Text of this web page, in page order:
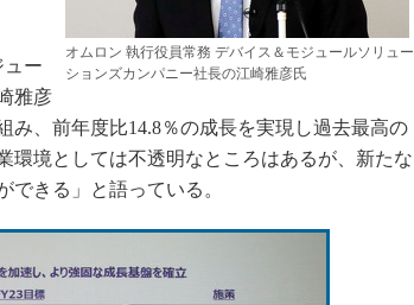
オムロン 執行役員常務 デバイス＆モジュールソリュー
ションズカンパニー社長の江崎雅彦氏
ー
雅彦
み、前年度比14.8％の成長を実現し過去最高の
環境としては不透明なところはあるが、新たな
きる」と語っている。